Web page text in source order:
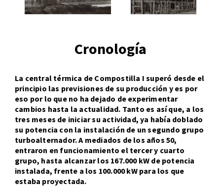
Cronología
La central térmica de Compostilla I superó desde el
principio las previsiones de su producción y es por
eso por lo que no ha dejado de experimentar
cambios hasta la actualidad. Tanto es así que, a los
tres meses de iniciar su actividad, ya había doblado
su potencia con la instalación de un segundo grupo
turboalternador. A mediados de los años 50,
entraron en funcionamiento el tercer y cuarto
grupo, hasta alcanzar los 167.000 kW de potencia
instalada, frente a los 100.000 kW para los que
estaba proyectada.